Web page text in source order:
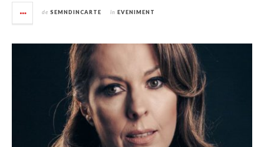
de SEMNDINCARTE în EVENIMENT